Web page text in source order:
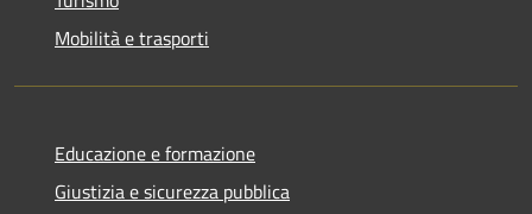
Mobilità e trasporti
Educazione e formazione
Giustizia e sicurezza pubblica